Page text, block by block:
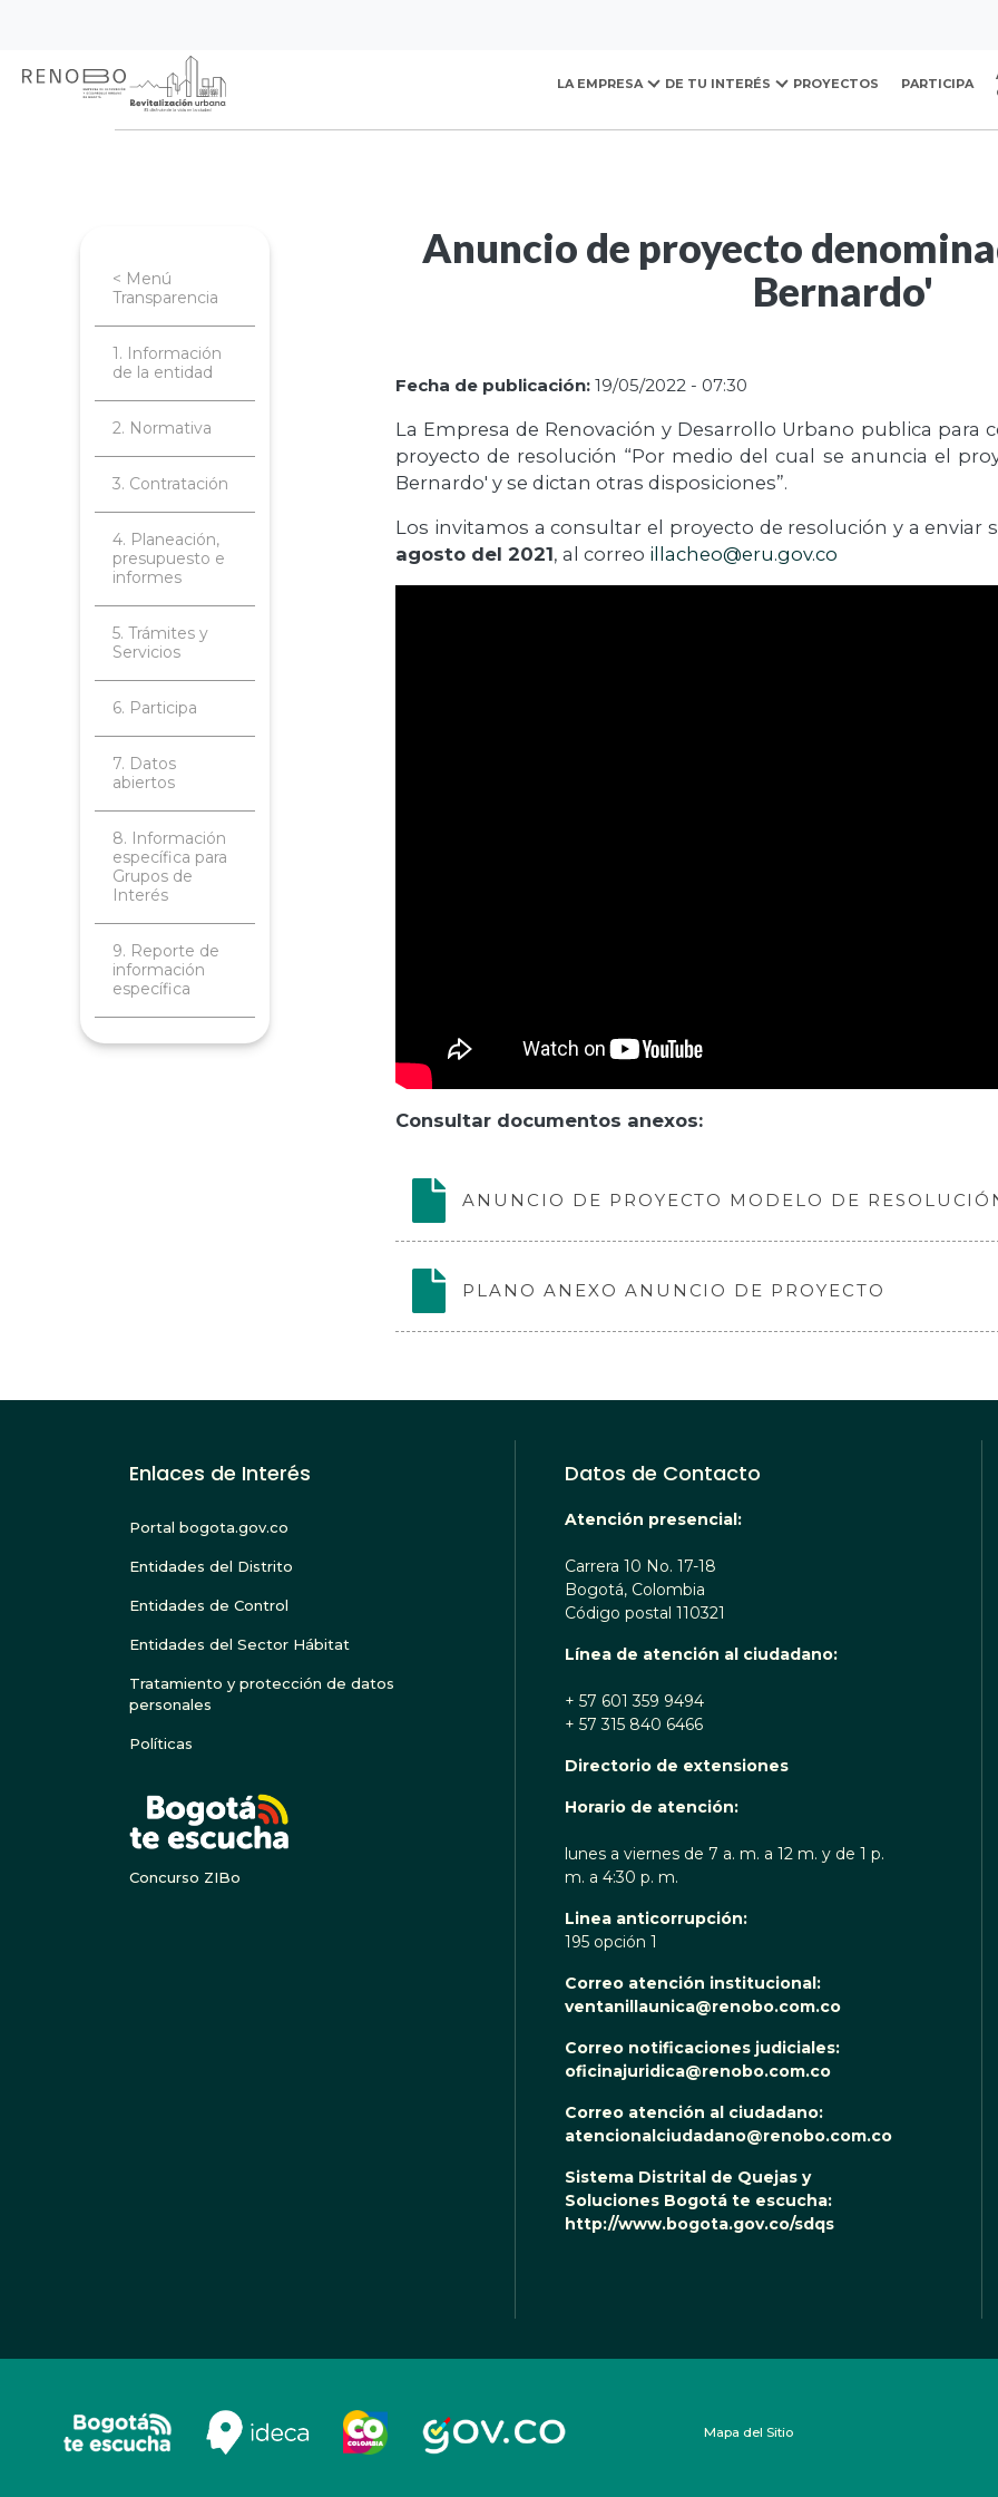
contenido
Sitio Web Empresa de Renovación y Desarrollo
LA EMPRESA DE TU INTERÉS PROYECTOS PARTICIPA
Anuncio de proyecto denominado 'Centro San Bernardo'
< Menú
Transparencia
1. Información
de la entidad
2. Normativa
3. Contratación
4. Planeación,
presupuesto e
informes
5. Trámites y
Servicios
6. Participa
7. Datos
abiertos
8. Información
específica para
Grupos de
Interés
9. Reporte de
información
específica
Anuncio de proyecto
Bernardo'
Fecha de publicación: 19/05/2022 - 07:30
La Empresa de Renovación y Desarrollo Urbano publica para
proyecto de resolución “Por medio del cual se anuncia el
Bernardo' y se dictan otras disposiciones”.
Los invitamos a consultar el proyecto de resolución y a enviar
agosto del 2021, al correo illacheo@eru.gov.co
Consultar documentos anexos:
ANUNCIO DE PROYECTO MODELO DE
PLANO ANEXO ANUNCIO DE PROYECTO
Enlaces de Interés
Portal bogota.gov.co
Entidades del Distrito
Entidades de Control
Entidades del Sector Hábitat
Tratamiento y protección de datos
personales
Políticas
Concurso ZIBo
Datos de Contacto
Atención presencial:
Carrera 10 No. 17-18
Bogotá, Colombia
Código postal 110321
Línea de atención al ciudadano:
+ 57 601 359 9494
+ 57 315 840 6466
Directorio de extensiones
Horario de atención:
lunes a viernes de 7 a. m. a 12 m. y de 1 p.
m. a 4:30 p. m.
Linea anticorrupción:
195 opción 1
Correo atención institucional:
ventanillaunica@renobo.com.co
Correo notificaciones judiciales:
oficinajuridica@renobo.com.co
Correo atención al ciudadano:
atencionalciudadano@renobo.com.co
Sistema Distrital de Quejas y
Soluciones Bogotá te escucha:
http://www.bogota.gov.co/sdqs
Mapa del Sitio